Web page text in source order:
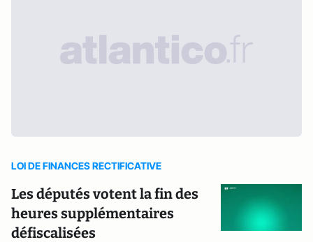
LOI DE FINANCES RECTIFICATIVE
Les députés votent la fin des
heures supplémentaires
défiscalisées